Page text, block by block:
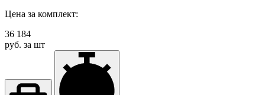
Цена за комплект:
36 184
руб. за шт